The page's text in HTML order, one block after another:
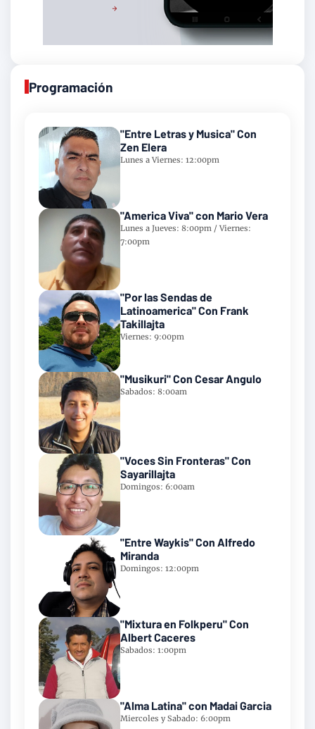
Programación
"Entre Letras y Musica" Con
Zen Elera
Lunes a Viernes: 12:00pm
"America Viva" con Mario Vera
Lunes a Jueves: 8:00pm / Viernes:
7:00pm
"Por las Sendas de
Latinoamerica" Con Frank
Takillajta
Viernes: 9:00pm
"Musikuri" Con Cesar Angulo
Sabados: 8:00am
"Voces Sin Fronteras" Con
Sayarillajta
Domingos: 6:00am
"Entre Waykis" Con Alfredo
Miranda
Domingos: 12:00pm
"Mixtura en Folkperu" Con
Albert Caceres
Sabados: 1:00pm
"Alma Latina" con Madai Garcia
Miercoles y Sabado: 6:00pm